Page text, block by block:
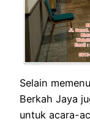
Selain
Berkah Jaya
untuk acara-